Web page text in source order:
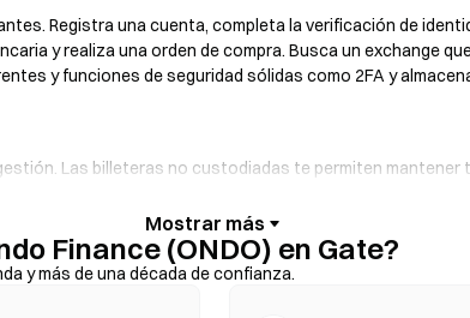
Registra una cuenta, completa la verificación de
y realiza una orden de compra. Busca un exchange
y funciones de seguridad sólidas como 2FA y
Las billeteras no custodiadas te permiten mantener
tarjeta de crédito sin pasar primero por un exchange.
de los contratos antes de confirmar cualquier
Finance (ONDO) en Gate?
y más de una década de confianza.